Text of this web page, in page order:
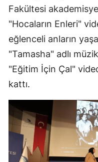
Fakültesi
"Hocaların Enleri"
eğlenceli anların
"Tamasha" adlı
"Eğitim İçin Çal"
kattı.